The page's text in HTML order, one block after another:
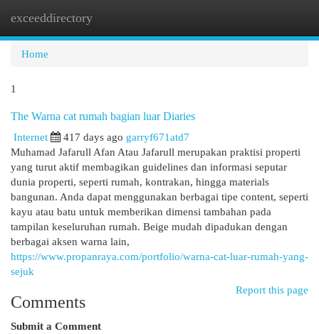
exceeddirectory
Home
1
The Warna cat rumah bagian luar Diaries
Internet
417 days ago garryf671atd7
Muhamad Jafarull Afan Atau Jafarull merupakan praktisi properti
yang turut aktif membagikan guidelines dan informasi seputar
dunia properti, seperti rumah, kontrakan, hingga materials
bangunan. Anda dapat menggunakan berbagai tipe content, seperti
kayu atau batu untuk memberikan dimensi tambahan pada
tampilan keseluruhan rumah. Beige mudah dipadukan dengan
berbagai aksen warna lain,
https://www.propanraya.com/portfolio/warna-cat-luar-rumah-yang-
sejuk
Report this page
Comments
Submit a Comment